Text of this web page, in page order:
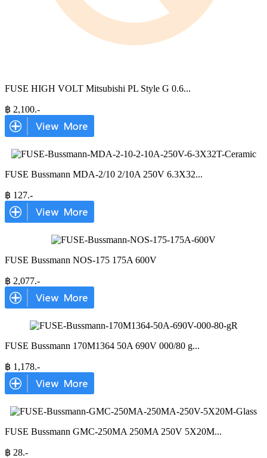
FUSE HIGH VOLT Mitsubishi PL Style G 0.6...
฿ 2,100.-
FUSE Bussmann MDA-2/10 2/10A 250V 6.3X32...
฿ 127.-
FUSE Bussmann NOS-175 175A 600V
฿ 2,077.-
FUSE Bussmann 170M1364 50A 690V 000/80 g...
฿ 1,178.-
FUSE Bussmann GMC-250MA 250MA 250V 5X20M...
฿ 28.-